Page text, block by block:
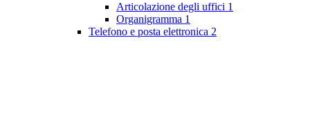
Articolazione degli uffici 1
Organigramma 1
Telefono e posta elettronica 2